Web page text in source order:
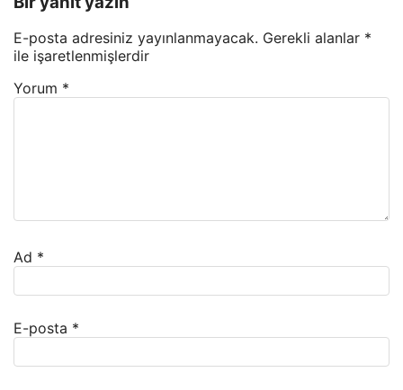
E-posta adresiniz yayınlanmayacak. Gerekli alanlar *
ile işaretlenmişlerdir
Yorum *
Ad *
E-posta *